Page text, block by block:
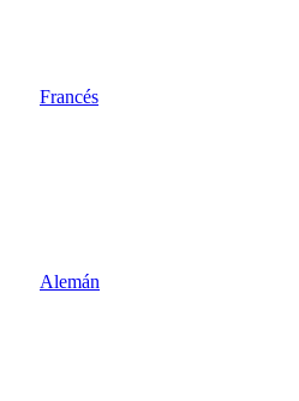
Francés
Alemán